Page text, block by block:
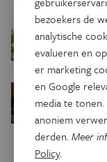
bezoekers de
analytische
evalueren en
er marketing
en Google
media te
anoniem
derden.Meer
Policy.